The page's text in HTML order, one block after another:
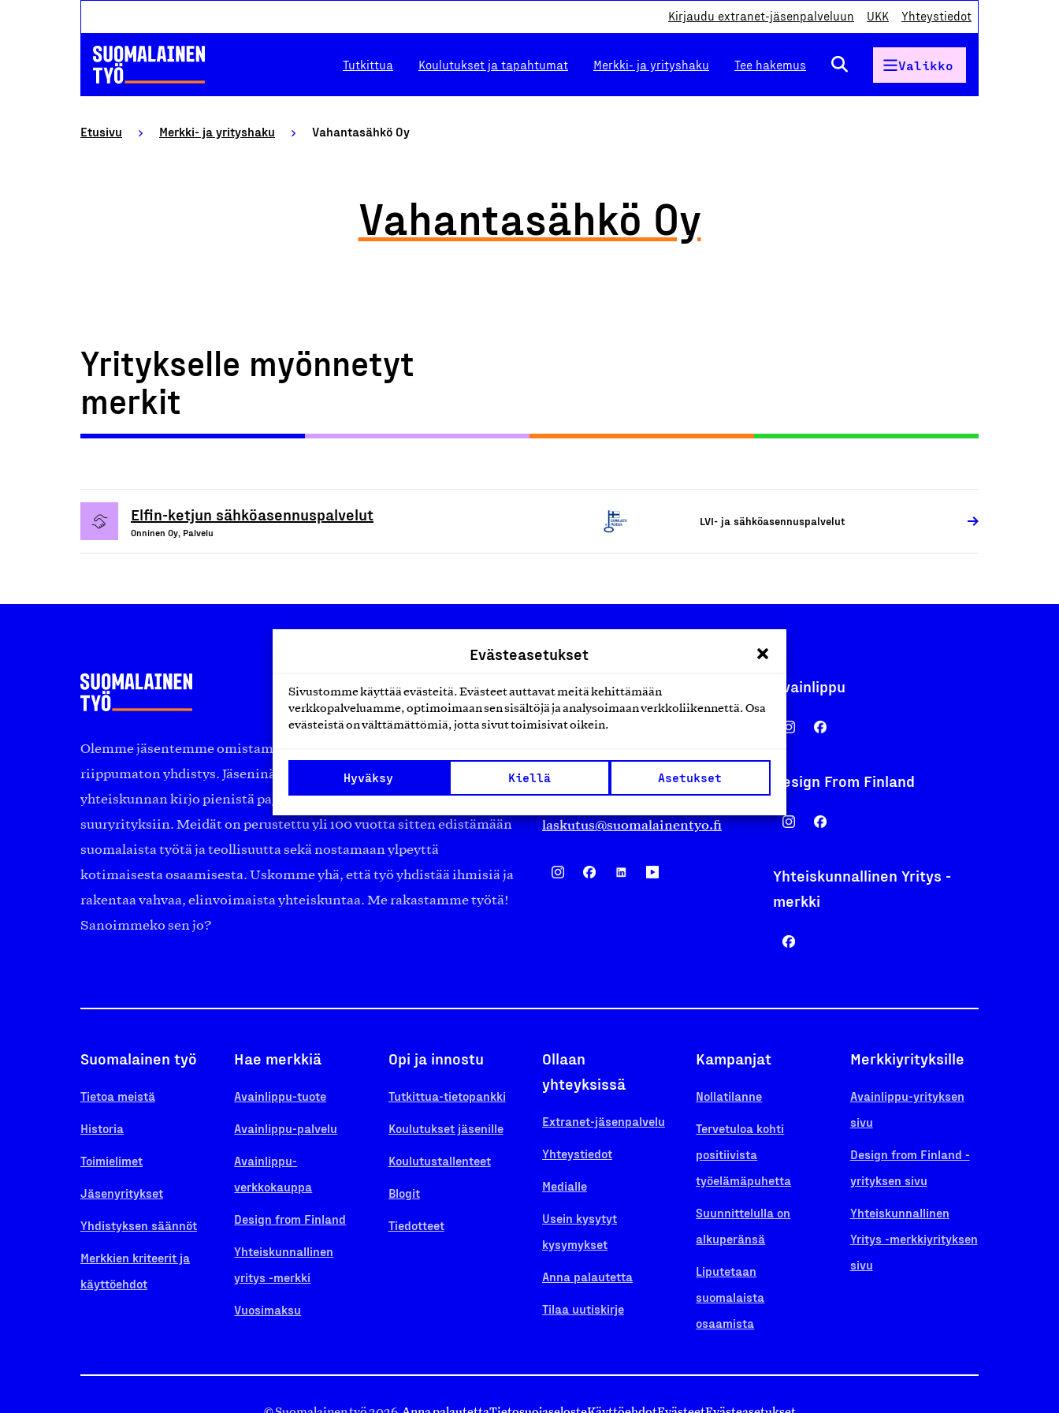
Evästeasetukset
Sivustomme käyttää evästeitä. Evästeet auttavat meitä kehittämään
verkkopalveluamme, optimoimaan sen sisältöjä ja analysoimaan verkkoliikennettä. Osa
evästeistä on välttämättömiä, jotta sivut toimisivat oikein.
Hyväksy Kiellä Asetukset
Kirjaudu extranet-jäsenpalveluun UKK Yhteystiedot
Tutkittua Koulutukset ja tapahtumat Merkki- ja yrityshaku Tee hakemus Valikko
Etusivu Merkki- ja yrityshaku Vahantasähkö Oy
Vahantasähkö Oy
Yritykselle myönnetyt
merkit
Elfin-ketjun sähköasennuspalvelut
Onninen Oy, Palvelu
LVI- ja sähköasennuspalvelut
Olemme jäsentemme omistama puolueeton, työmarkkinajärjestöistä
riippumaton yhdistys. Jäseninämme on koko suomalaisen
yhteiskunnan kirjo pienistä pajoista ja yhteisöistä kansainvälisiin
suuryrityksiin. Meidät on perustettu yli 100 vuotta sitten edistämään
suomalaista työtä ja teollisuutta sekä nostamaan ylpeyttä
kotimaisesta osaamisesta. Uskomme yhä, että työ yhdistää ihmisiä ja
rakentaa vahvaa, elinvoimaista yhteiskuntaa. Me rakastamme työtä!
Sanoimmeko sen jo?
Suomalainen työ ry
Eteläranta 14,
Finland
asiakaspalvelu@suomalainentyo.fi
laskutus@suomalainentyo.fi
Avainlippu
Design From Finland
Yhteiskunnallinen Yritys -
merkki
Suomalainen työ
Tietoa meistä
Historia
Toimielimet
Jäsenyritykset
Yhdistyksen säännöt
Merkkien kriteerit ja
käyttöehdot
Hae merkkiä
Avainlippu-tuote
Avainlippu-palvelu
Avainlippu-
verkkokauppa
Design from Finland
Yhteiskunnallinen
yritys -merkki
Vuosimaksu
Opi ja innostu
Tutkittua-tietopankki
Koulutukset jäsenille
Koulutustallenteet
Blogit
Tiedotteet
Ollaan
yhteyksissä
Extranet-jäsenpalvelu
Yhteystiedot
Medialle
Usein kysytyt
kysymykset
Anna palautetta
Tilaa uutiskirje
Kampanjat
Nollatilanne
Tervetuloa kohti
positiivista
työelämäpuhetta
Suunnittelulla on
alkuperänsä
Liputetaan
suomalaista
osaamista
Merkkiyrityksille
Avainlippu-yrityksen
sivu
Design from Finland -
yrityksen sivu
Yhteiskunnallinen
Yritys -merkkiyrityksen
sivu